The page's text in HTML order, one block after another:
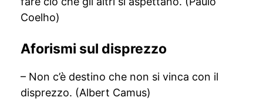
Coelho)
Aforismi sul disprezzo
– Non c’è destino che non si vinca con il
disprezzo. (Albert Camus)